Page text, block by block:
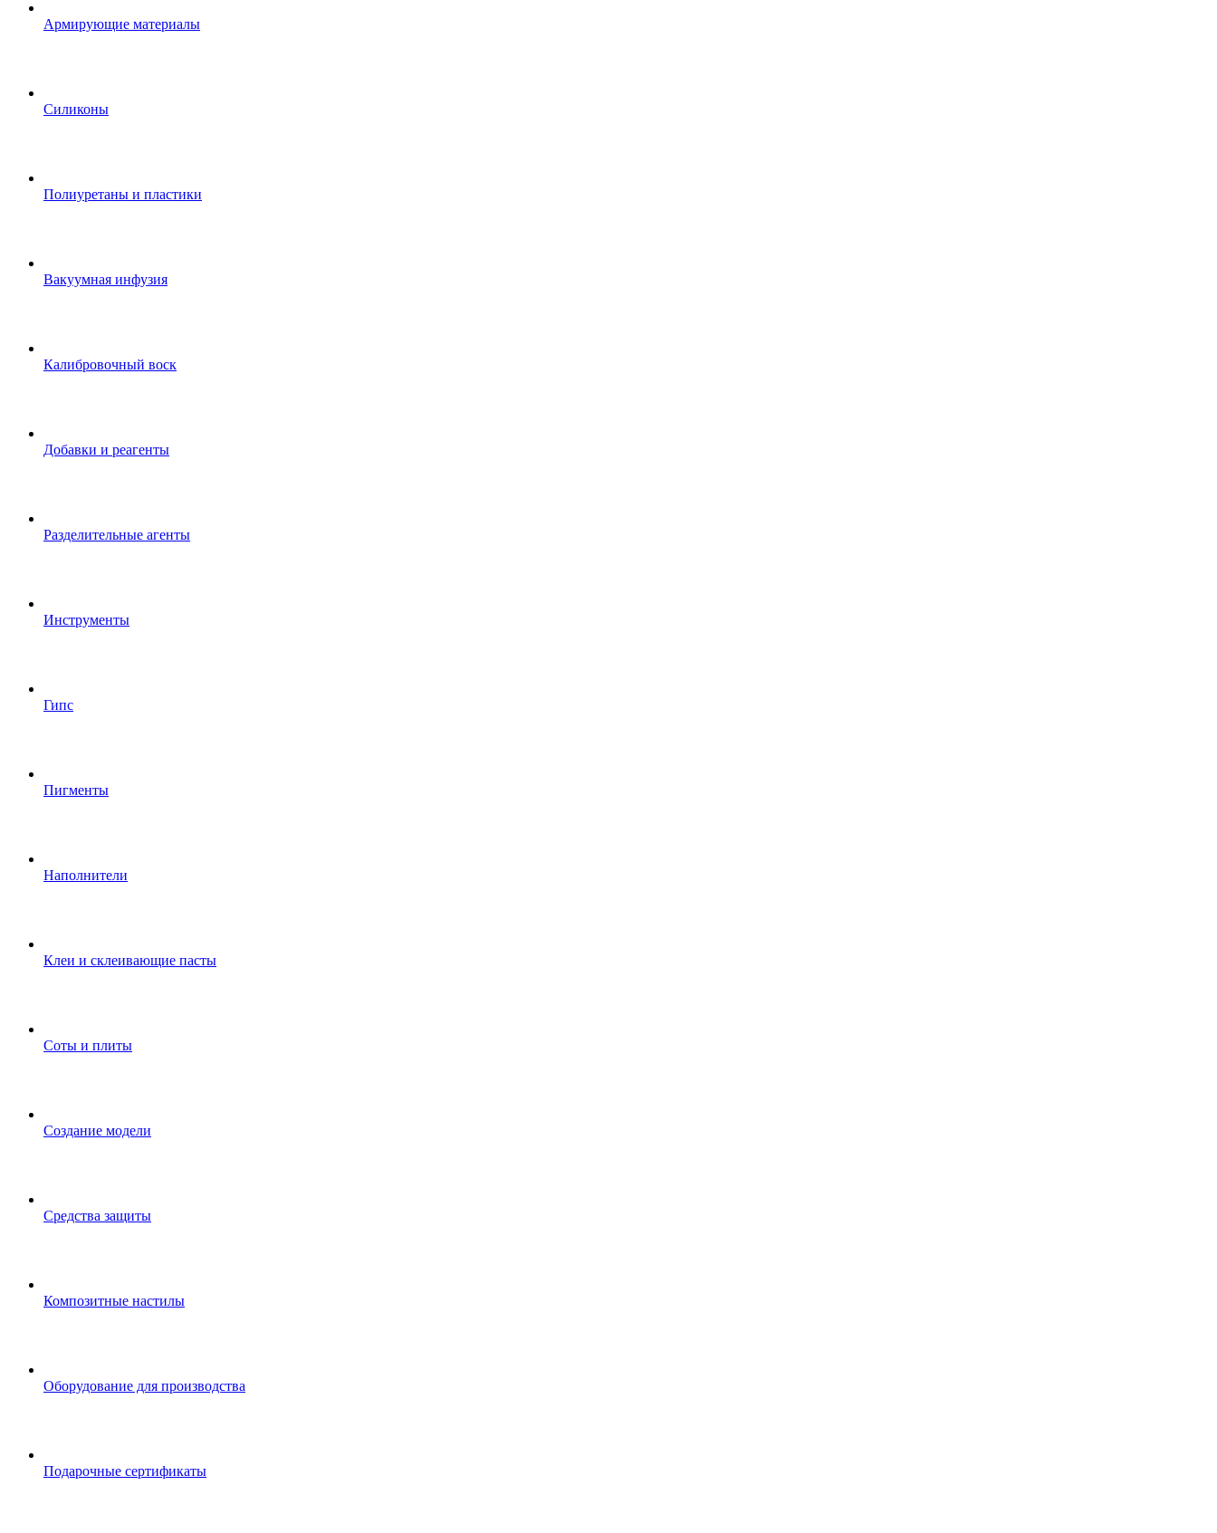
Армирующие материалы
Силиконы
Полиуретаны и пластики
Вакуумная инфузия
Калибровочный воск
Добавки и реагенты
Разделительные агенты
Инструменты
Гипс
Пигменты
Наполнители
Клеи и склеивающие пасты
Соты и плиты
Создание модели
Средства защиты
Композитные настилы
Оборудование для производства
Подарочные сертификаты